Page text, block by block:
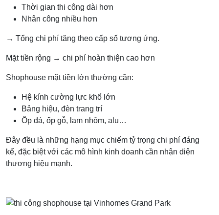
Thời gian thi công dài hơn
Nhân công nhiều hơn
→ Tổng chi phí tăng theo cấp số tương ứng.
Mặt tiền rộng → chi phí hoàn thiện cao hơn
Shophouse mặt tiền lớn thường cần:
Hệ kính cường lực khổ lớn
Bảng hiệu, đèn trang trí
Ốp đá, ốp gỗ, lam nhôm, alu…
Đây đều là những hạng mục chiếm tỷ trọng chi phí đáng
kể, đặc biệt với các mô hình kinh doanh cần nhận diện
thương hiệu mạnh.